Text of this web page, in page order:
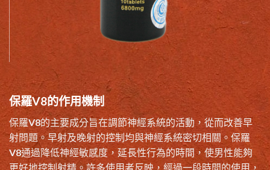
保羅V8的作用機制
保羅V8的主要成分旨在調節神經系統的活動，從而改善早
射問題。早射及晚射的控制均與神經系統密切相關。保羅
V8通過降低神經敏感度，延長性行為的時間，使男性能夠
更好地控制射精。許多使用者反映，經過一段時間的使用，